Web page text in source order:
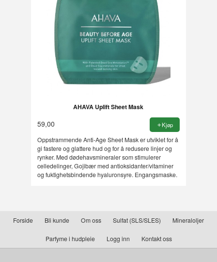
AHAVA Uplift Sheet Mask
59,00 Kjøp
Oppstrammende Anti-Age Sheet Mask er utviklet for å
gi fastere og glattere hud og for å redusere linjer og
rynker. Med dødehavsmineraler som stimulerer
celledelinger, Gojibær med antioksidanter/vitaminer
og fuktighetsbindende hyaluronsyre. Engangsmaske.
Forside Bli kunde Om oss Sulfat (SLS/SLES) Mineraloljer
Parfyme i hudpleie Logg inn Kontakt oss